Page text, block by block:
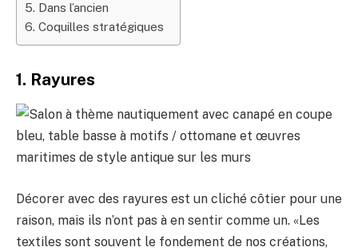
5. Dans l’ancien
6. Coquilles stratégiques
1. Rayures
Décorer avec des rayures est un cliché côtier pour une
raison, mais ils n’ont pas à en sentir comme un. «Les
textiles sont souvent le fondement de nos créations,